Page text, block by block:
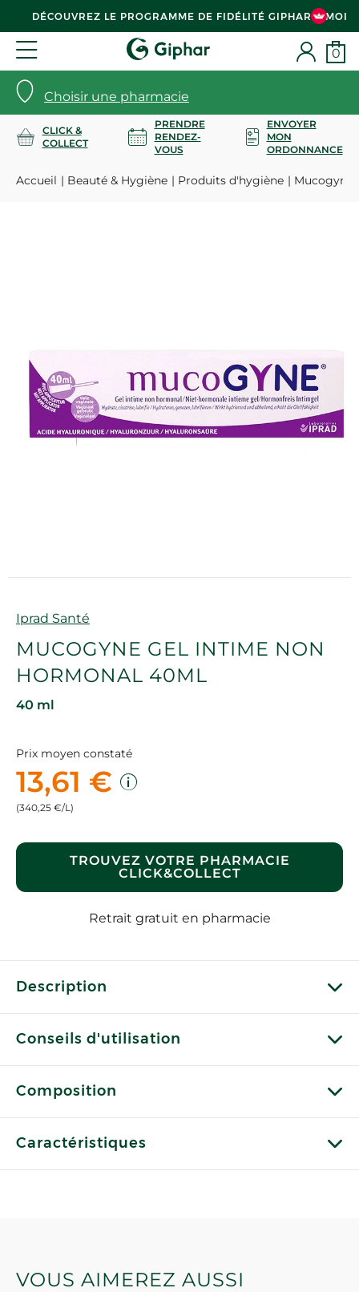
DÉCOUVREZ LE PROGRAMME DE FIDÉLITÉ GIPHAR & MOI
Choisir une pharmacie
0
CLICK &
COLLECT
PRENDRE
RENDEZ-
VOUS
ENVOYER
MON
ORDONNANCE
Accueil Beauté & Hygiène Produits d'hygiène Mucogyne
Marque
Iprad Santé
MUCOGYNE GEL INTIME NON
HORMONAL 40ML
40 ml
Prix moyen constaté
13,61 €
(340,25 €/L)
TROUVEZ VOTRE PHARMACIE
CLICK&COLLECT
Retrait gratuit en pharmacie
Description
Conseils d'utilisation
Composition
Caractéristiques
VOUS AIMEREZ AUSSI